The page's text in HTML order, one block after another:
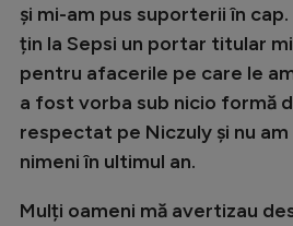
și mi-am pus suporterii în
țin la Sepsi un portar titular
pentru afacerile pe care le
a fost vorba sub nicio formă
respectat pe Niczuly și nu
nimeni în ultimul an.
Mulți oameni mă avertizau